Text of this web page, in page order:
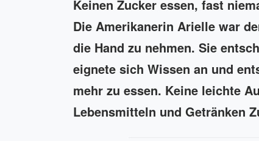
Keinen Zucker essen, fast
Die Amerikanerin Arielle war
die Hand zu nehmen. Sie
eignete sich Wissen an und
mehr zu essen. Keine leichte
Lebensmitteln und Getränken